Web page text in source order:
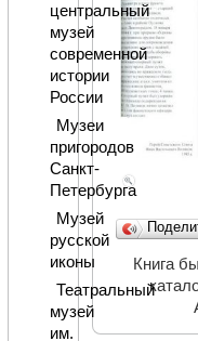
Книга
центральный
музей
современной
истории
России
Музеи
пригородов
Санкт-
Петербурга
Музей
русской
иконы
Театральный
музей
им.